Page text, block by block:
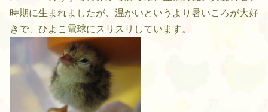
時期に生まれましたが、温かいというより暑いころが大好
きで、ひよこ電球にスリスリしています。